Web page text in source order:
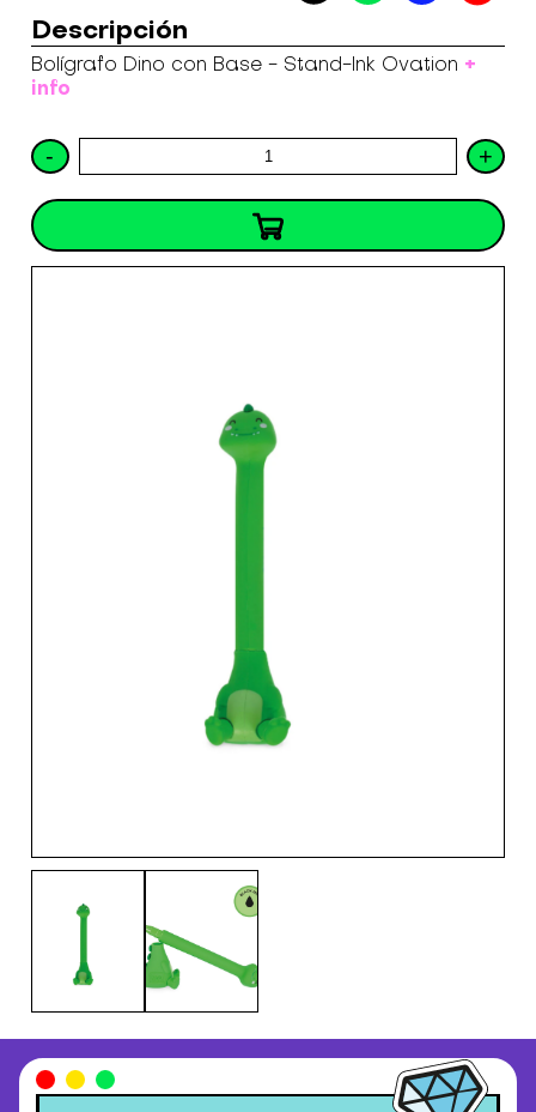
Descripción
Bolígrafo Dino con Base - Stand-Ink Ovation +
info
- +